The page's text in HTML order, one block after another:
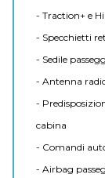
- Traction+ e
- Specchietti
- Sedile
- Antenna
-
cabina
- Comandi
- Airbag